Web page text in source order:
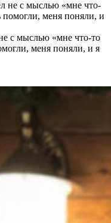
с мыслью «мне что-то
меня поняли, и я